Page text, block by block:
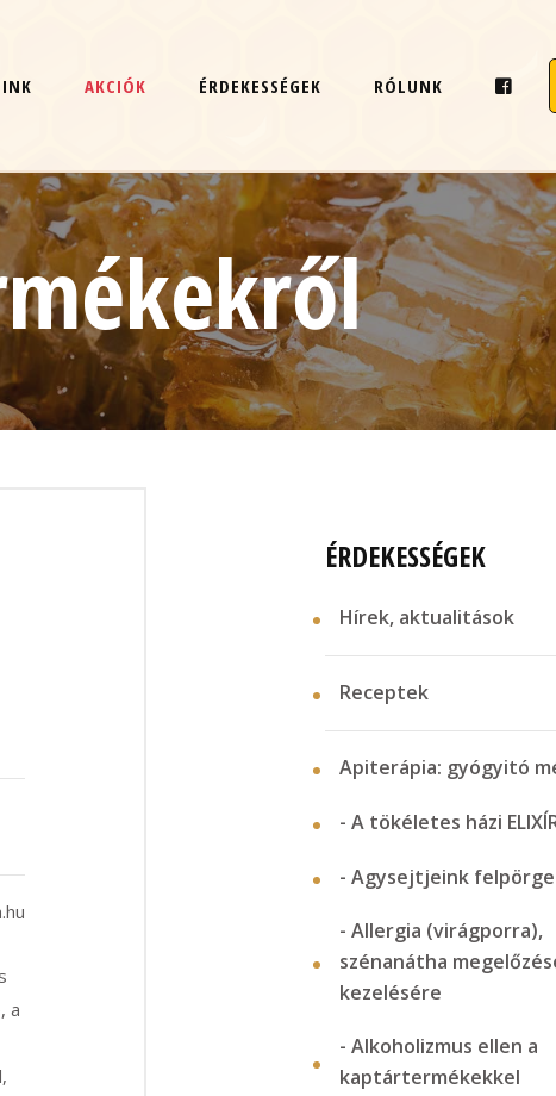
AKCIÓK ÉRDEKESSÉGEK RÓLUNK
a
ÉRDEKESSÉGEK
Hírek, aktualitások
Receptek
Apiterápia: gyógyitó
- A tökéletes házi
- Agysejtjeink
- Allergia (virágporra),
szénanátha
kezelésére
- Alkoholizmus ellen a
kaptártermékekkel